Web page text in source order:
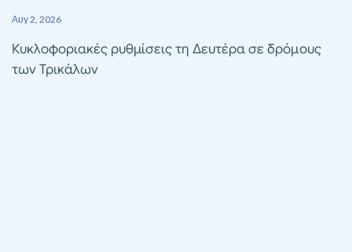
Αυγ 2, 2026
Κυκλοφοριακές ρυθμίσεις τη Δευτέρα σε δρόμους
των Τρικάλων